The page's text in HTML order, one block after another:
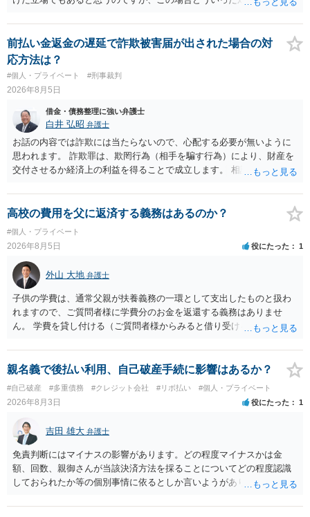
がいいとは思います。 そもそも、特殊詐欺関係なく旦那さんの行為
は法に触れる可能性もあります。 ＞100万を支払わず穏便に和解する
ことは可能でしょうか？ →一般的には難しいです。相談者さんも１０
０万円の被害を受けたとして、１円も払わないで和解したいと言われ
たら、 できるだけ重い刑罰を与えて欲しい、と思われるのではない
でしょうか。 ＞弁護士さんに入ってもらうことで支払額が下がること
はありますか？ そこはあり得ます、ただ、弁護士費用かけるならその
分賠償に回すことも考えられるので、 兼ね合いは考えてみましょう。
前払い金返金の遅延で詐欺被害届が出された場合の対
応方法は？
#個人・プライベート #刑事裁判
2026年8月5日
借金・債務整理に強い弁護士
白井 弘昭 弁護士
お話の内容では詐欺には当たらないので、心配する必要が無いように
思われます。 詐欺罪は、欺罔行為（相手を騙す行為）により、財産を
交付させるか経済上の利益を得ることで成立します。 相談者さんは、
ので、詐欺罪の実行行為性が無く罪に問うことはできません。 おそら
く、相手が真実を話せば警察も取り合わないと思いますが、虚偽の内
容を述べた場合は、捜査はあるかもしれません。 ただし、捜査におい
て、真実を説明すれば、「ちゃんと返しなさいよ」程度の注意で済む
ことだと思われます。 また、返せるお金が無いのであれば、返せない
のは致し方ありません。真摯に分割して支払うことを相手に告げてい
くのみでしょう。 以上、ご参考まで。
高校の費用を父に返済する義務はあるのか？
#個人・プライベート
2026年8月5日 役にたった 1
外山 大地 弁護士
子供の学費は、通常父親が扶養義務の一環として支出したものと扱わ
れますので、ご質問者様に学費分のお金を返還する義務はありませ
ん。 学費を貸し付ける（ご質問者様からみると借り受ける）といった
ょう。
親名義で後払い利用、自己破産手続に影響はあるか？
#自己破産 #多重債務 #クレジット会社 #リボ払い #個人・プライベート
2026年8月3日 役にたった 1
吉田 雄大 弁護士
免責判断にはマイナスの影響があります。どの程度マイナスかは金
額、回数、親御さんが当該決済方法を採ることについてどの程度認識
しておられたか等の個別事情に依るとしか言いようがありません。 と
なって相談し、善後策を考えることをお勧めします。